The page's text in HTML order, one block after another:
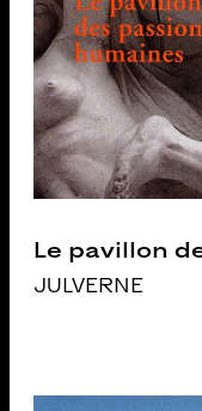
Le pavillon
JULVERNE